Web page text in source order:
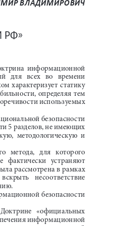
ВЛАДИМИРОВИЧ
информационной
для   всех   во   времени
характеризует статику
определяя тем
используемых
безопасности
5 разделов, не имеющих
методологическую  и
метода,   для   которого
фактически   устраняют
рассмотрена в рамках
несоответствие
безопасности
Доктрине   «официальных
информационной